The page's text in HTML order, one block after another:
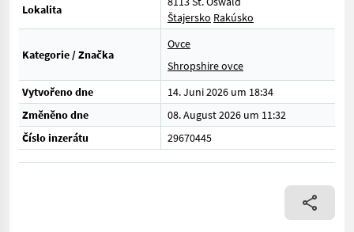
Lokalita
Štajersko Rakúsko
Kategorie / Značka
Ovce
Shropshire ovce
Vytvořeno dne
14. Juni 2026 um 18:34
Změněno dne
08. August 2026 um 11:32
Číslo inzerátu
29670445